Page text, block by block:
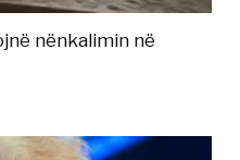
nënkalimin në